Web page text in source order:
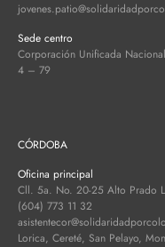
Sede centro
Corporación Unificada
4 – 79
CÓRDOBA
Oficina principal
Cll. 5a. No. 20-25 Alto Prado
(604) 773 11 32
Lorica, Cereté, San Pelayo,